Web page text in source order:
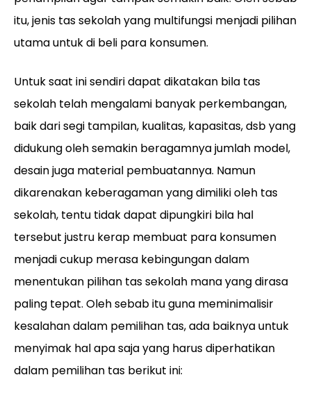
itu, jenis tas sekolah yang multifungsi menjadi pilihan
utama untuk di beli para konsumen.
Untuk saat ini sendiri dapat dikatakan bila tas
sekolah telah mengalami banyak perkembangan,
baik dari segi tampilan, kualitas, kapasitas, dsb yang
didukung oleh semakin beragamnya jumlah model,
desain juga material pembuatannya. Namun
dikarenakan keberagaman yang dimiliki oleh tas
sekolah, tentu tidak dapat dipungkiri bila hal
tersebut justru kerap membuat para konsumen
menjadi cukup merasa kebingungan dalam
menentukan pilihan tas sekolah mana yang dirasa
paling tepat. Oleh sebab itu guna meminimalisir
kesalahan dalam pemilihan tas, ada baiknya untuk
menyimak hal apa saja yang harus diperhatikan
dalam pemilihan tas berikut ini: